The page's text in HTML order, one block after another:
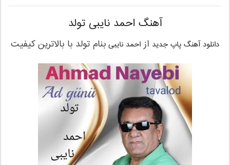
آهنگ احمد نایبی تولد
دانلود آهنگ پاپ جدید از احمد نایبی بنام تولد با بالاترین کیفیت